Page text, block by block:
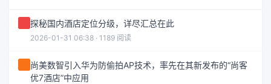
探秘国内酒店定位分级，详尽汇总在此
2026-01-31 06:38 · 1189 阅读
尚美数智引入华为防偷拍AP技术，率先在其新发布的“尚客
优7酒店”中应用